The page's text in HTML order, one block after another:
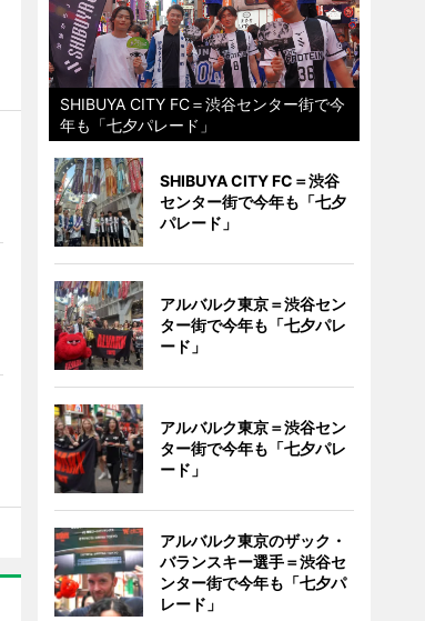
SHIBUYA CITY FC＝渋谷センター街で今
年も「七夕パレード」
SHIBUYA CITY FC＝渋谷
センター街で今年も「七夕
パレード」
アルバルク東京＝渋谷セン
ター街で今年も「七夕パレ
ード」
アルバルク東京＝渋谷セン
ター街で今年も「七夕パレ
ード」
アルバルク東京のザック・
バランスキー選手＝渋谷セ
ンター街で今年も「七夕パ
レード」